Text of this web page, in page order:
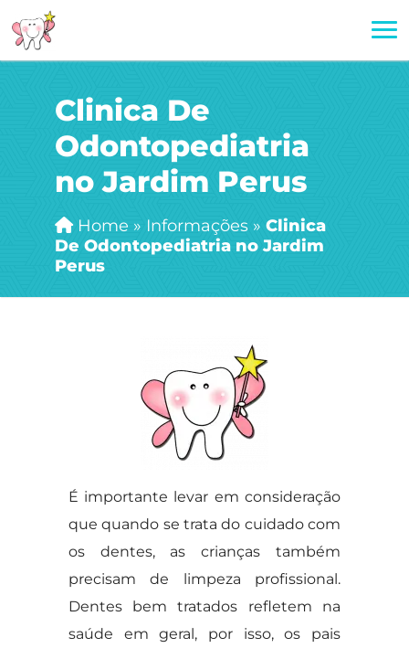
Clinica De
Odontopediatria
no Jardim Perus
Home » Informações » Clinica
De Odontopediatria no Jardim
Perus
É importante levar em consideração
que quando se trata do cuidado com
os dentes, as crianças também
precisam de limpeza profissional.
Dentes bem tratados refletem na
saúde em geral, por isso, os pais